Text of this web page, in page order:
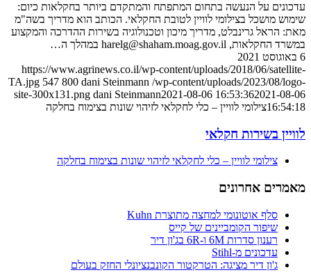
עדכונים על הנעשה בתחום המתפתח והמתקדם ביותר בחקלאות כיום:
שימוש מושכל בצילומי לוויין לטובת החקלאי. הכותב הוא מדריך בשה"מ
מאת: הראל גרינבלט, מדריך מיכון וטכנולוגיה בשירות ההדרכה והמקצוע
במשרד החקלאות, harelg@shaham.moag.gov.il במהלך ה…
6 באוגוסט 2021
https://www.agrinews.co.il/wp-content/uploads/2018/06/satellite-
TA.jpg 547 800 dani Steinmann /wp-content/uploads/2023/08/logo-
site-300x131.png dani Steinmann2021-08-06 16:53:362021-08-06
16:54:18צילומי לוויין – כלי לחקלאי לזיהוי שונות בצימוח בחלקה
לוויין בשירות חקלאי
צילומי לוויין – כלי לחקלאי לזיהוי שונות בצימוח בחלקה
מאמרים אחרונים
סלף אוטונומי למחצה מתוצרת Kuhn
שיפור הקומביינים של קייס
רענון סדרות 6M ו-6R בג'ון דיר
עדכונים מ-Stihl
ג'ון דיר מציגה: הטרקטור הקונבנציונלי החזק בעולם